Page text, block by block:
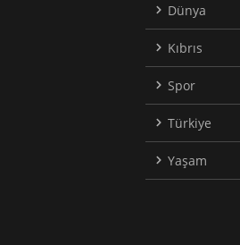
Dünya
Kıbrıs
Spor
Türkiye
Yaşam